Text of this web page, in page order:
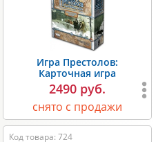
Игра Престолов:
Карточная игра
2490 руб.
снято с продажи
Код товара: 724